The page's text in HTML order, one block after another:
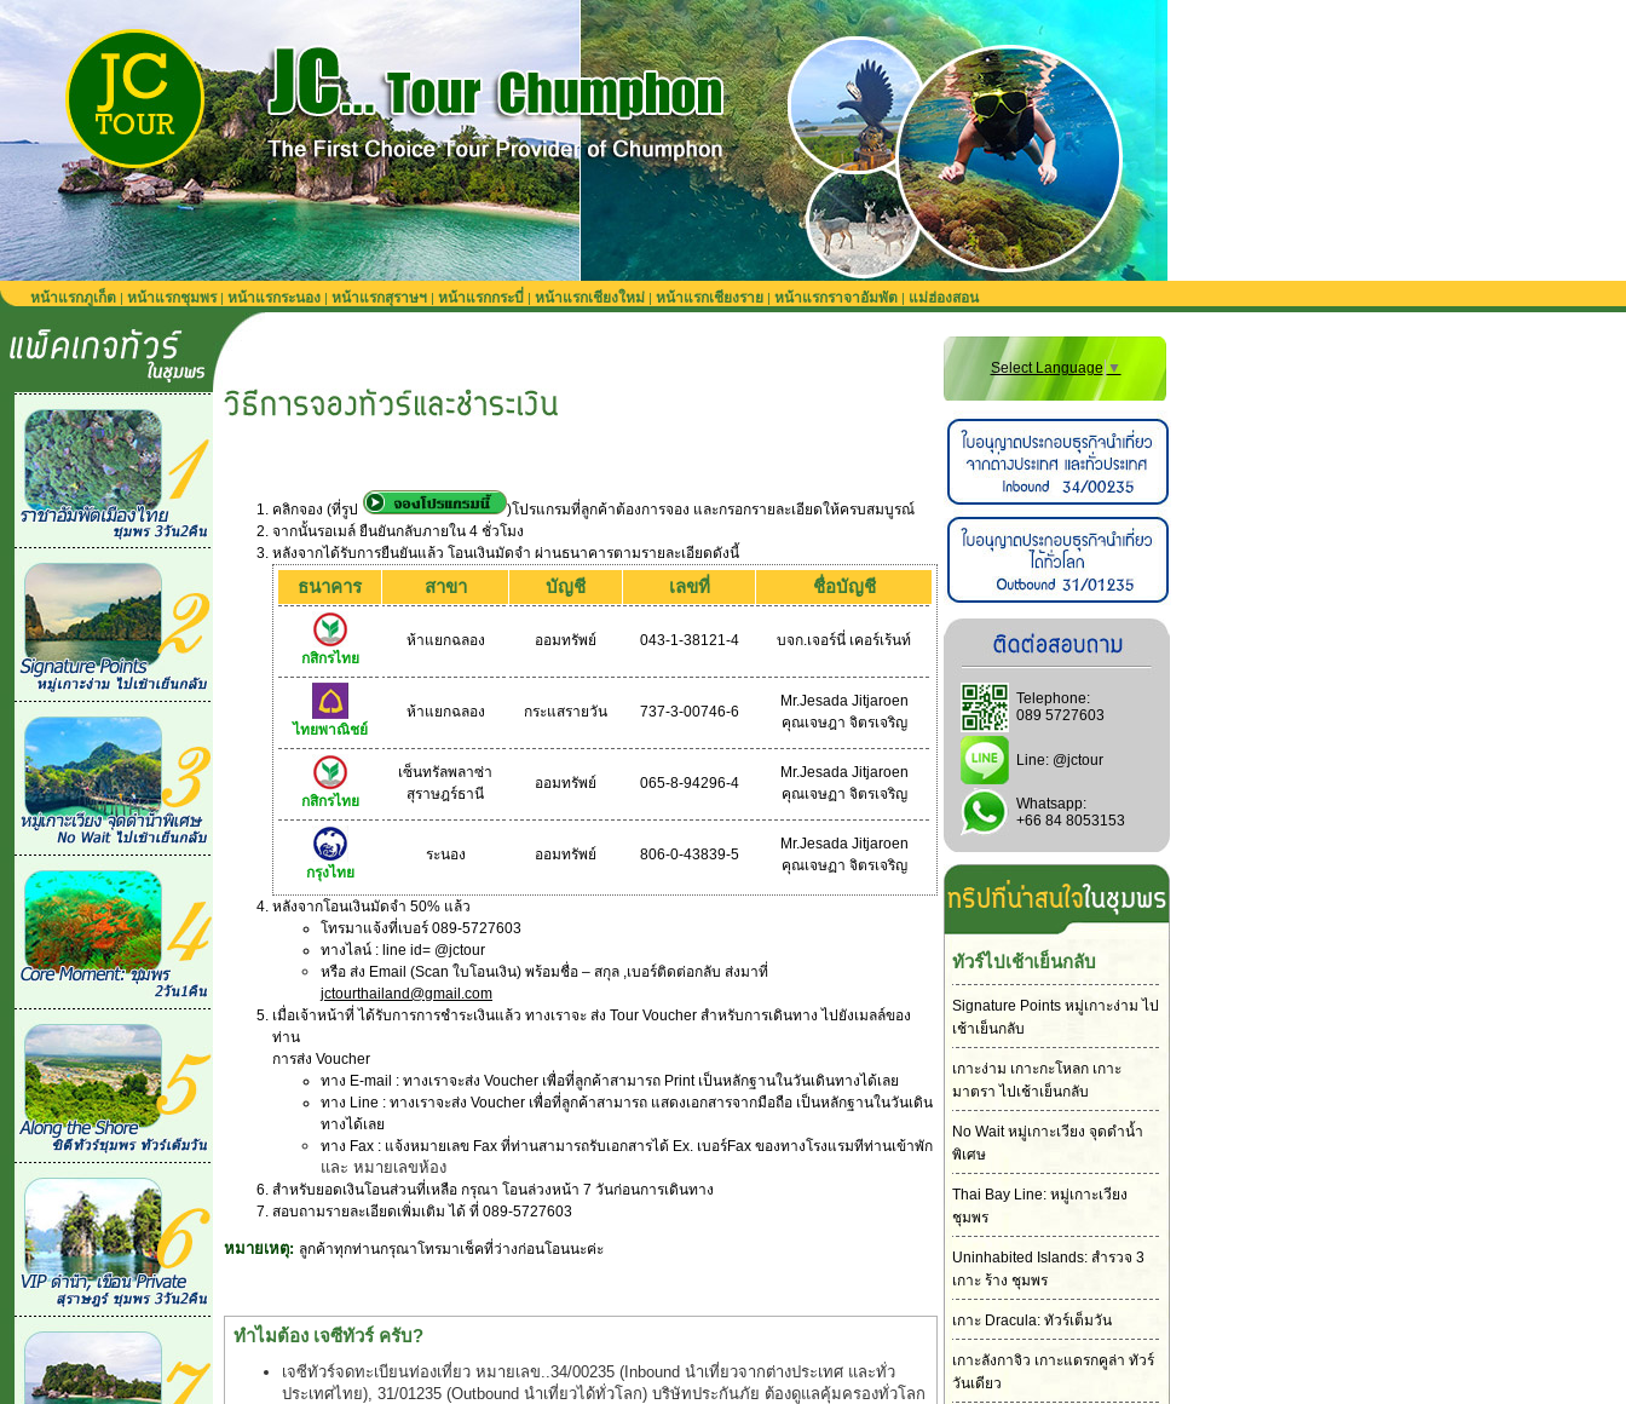
หน้าแรกภูเก็ต | หน้าแรกชุมพร| หน้าแรกระนอง | หน้าแรกสุราษฯ | หน้าแรกกระบี่ | หน้าแรกเชียงใหม่ | หน้าแรกเชียงราย | หน้าแรกราจาอัมพัต | แม่ฮ่องสอน
คลิกจอง (ที่รูป
)โปรแกรมที่ลูกค้าต้องการจอง และกรอกรายละเอียดให้ครบสมบูรณ์
จากนั้นรอเมล์ ยืนยันกลับภายใน 4 ชั่วโมง
หลังจากได้รับการยืนยันแล้ว โอนเงินมัดจำ ผ่านธนาคารตามรายละเอียดดังนี้
ธนาคาร สาขา บัญชี เลขที่ ชื่อบัญชี
กสิกรไทย
ห้าแยกฉลอง ออมทรัพย์ 043-1-38121-4 บจก.เจอร์นี่ เคอร์เร้นท์
ไทยพาณิชย์
ห้าแยกฉลอง กระแสรายวัน 737-3-00746-6
Mr.Jesada Jitjaroen
คุณเจษฎา จิตรเจริญ
กสิกรไทย
เซ็นทรัลพลาซ่า
สุราษฎร์ธานี
ออมทรัพย์ 065-8-94296-4
Mr.Jesada Jitjaroen
คุณเจษฏา จิตรเจริญ
กรุงไทย
ระนอง ออมทรัพย์ 806-0-43839-5
Mr.Jesada Jitjaroen
คุณเจษฏา จิตรเจริญ
หลังจากโอนเงินมัดจำ 50% แล้ว
โทรมาแจ้งที่เบอร์ 089-5727603
ทางไลน์ : line id= @jctour
หรือ ส่ง Email (Scan ใบโอนเงิน) พร้อมชื่อ – สกุล ,เบอร์ติดต่อกลับ ส่งมาที่
jctourthailand@gmail.com
เมื่อเจ้าหน้าที่ ได้รับการการชำระเงินแล้ว ทางเราจะ ส่ง Tour Voucher สำหรับการเดินทาง ไปยังเมลล์ของ
ท่าน
การส่ง Voucher
ทาง E-mail : ทางเราจะส่ง Voucher เพื่อที่ลูกค้าสามารถ Print เป็นหลักฐานในวันเดินทางได้เลย
ทาง Line : ทางเราจะส่ง Voucher เพื่อที่ลูกค้าสามารถ แสดงเอกสารจากมือถือ เป็นหลักฐานในวันเดิน
ทางได้เลย
ทาง Fax : แจ้งหมายเลข Fax ที่ท่านสามารถรับเอกสารได้ Ex. เบอร์Fax ของทางโรงแรมทีท่านเข้าพัก
และ หมายเลขห้อง
สำหรับยอดเงินโอนส่วนที่เหลือ กรุณา โอนล่วงหน้า 7 วันก่อนการเดินทาง
สอบถามรายละเอียดเพิ่มเติม ได้ ที่ 089-5727603
หมายเหตุ: ลูกค้าทุกท่านกรุณาโทรมาเช็คที่ว่างก่อนโอนนะค่ะ
ทำไมต้อง เจซีทัวร์ ครับ?
เจซีทัวร์จดทะเบียนท่องเที่ยว หมายเลข..34/00235 (Inbound นำเที่ยวจากต่างประเทศ และทั่ว
ประเทศไทย), 31/01235 (Outbound นำเที่ยวได้ทั่วโลก) บริษัทประกันภัย ต้องดูแลคุ้มครองทั่วโลก
Select Language ▼
Telephone:
089 5727603
Line: @jctour
Whatsapp:
+66 84 8053153
ทัวร์ไปเช้าเย็นกลับ
Signature Points หมู่เกาะง่าม ไป
เช้าเย็นกลับ
เกาะง่าม เกาะกะโหลก เกาะ
มาตรา ไปเช้าเย็นกลับ
No Wait หมู่เกาะเวียง จุดดำน้ำ
พิเศษ
Thai Bay Line: หมู่เกาะเวียง
ชุมพร
Uninhabited Islands: สำรวจ 3
เกาะ ร้าง ชุมพร
เกาะ Dracula: ทัวร์เต็มวัน
เกาะลังกาจิว เกาะแดรกคูล่า ทัวร์
วันเดียว